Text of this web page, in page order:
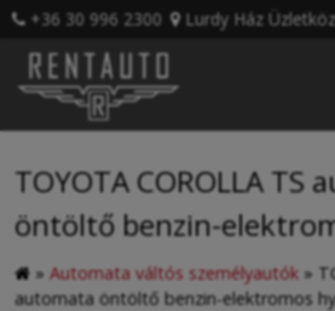
+36 30 996 2300 Lurdy Ház
TOYOTA COROLLA TS
öntöltő benzin-
» Automata váltós személyautók »
automata öntöltő benzin-elektromos